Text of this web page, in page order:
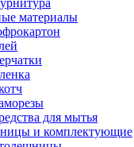
материалы
для мытья
и комплектующие